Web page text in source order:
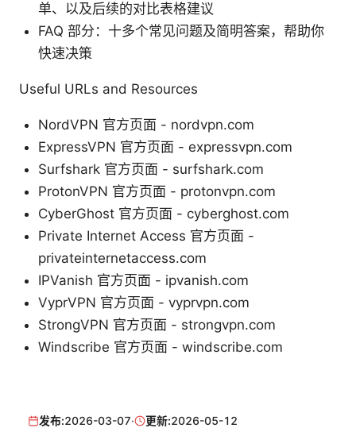
单、以及后续的对比表格建议
FAQ 部分：十多个常见问题及简明答案，帮助你
快速决策
Useful URLs and Resources
NordVPN 官方页面 - nordvpn.com
ExpressVPN 官方页面 - expressvpn.com
Surfshark 官方页面 - surfshark.com
ProtonVPN 官方页面 - protonvpn.com
CyberGhost 官方页面 - cyberghost.com
Private Internet Access 官方页面 -
privateinternetaccess.com
IPVanish 官方页面 - ipvanish.com
VyprVPN 官方页面 - vyprvpn.com
StrongVPN 官方页面 - strongvpn.com
Windscribe 官方页面 - windscribe.com
发布:2026-03-07· 更新:2026-05-12